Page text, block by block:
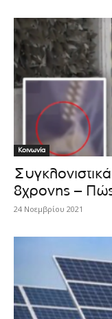
Κοινωνία
8χρονης –
24 Νοεμβρίου 2021